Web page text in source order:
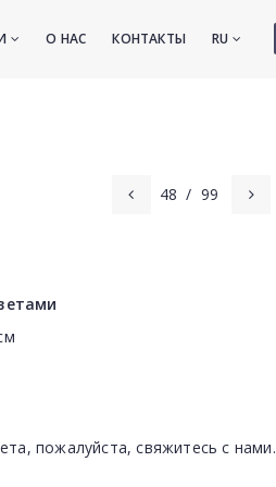
О НАС КОНТАКТЫ RU
48 / 99
пожалуйста, свяжитесь с нами.